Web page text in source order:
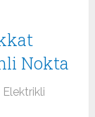
Nokta
Elektrikli